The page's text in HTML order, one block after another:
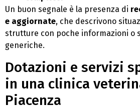
Un buon segnale è la presenza di
e aggiornate, che descrivono
strutture con poche informazioni o
generiche.
Dotazioni e servizi
in una clinica
Piacenza